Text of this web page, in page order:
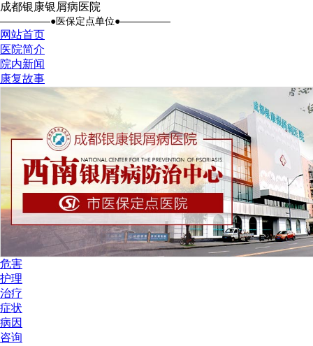
成都银康银屑病医院
●医保定点单位●
网站首页
医院简介
院内新闻
康复故事
危害
护理
治疗
症状
病因
咨询